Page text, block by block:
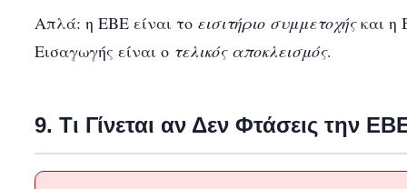
Απλά: η ΕΒΕ είναι το εισιτήριο συμμετοχήςκαι η
Εισαγωγής είναι ο τελικός αποκλεισμός.
9. Τι Γίνεται αν Δεν Φτάσεις την